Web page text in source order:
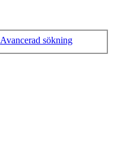
Avancerad sökning